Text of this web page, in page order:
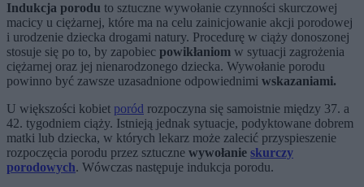
Indukcja porodu to sztuczne wywołanie czynności skurczowej
macicy u ciężarnej, które ma na celu zainicjowanie akcji porodowej
i urodzenie dziecka drogami natury. Procedurę w ciąży donoszonej
stosuje się po to, by zapobiec powikłaniom w sytuacji zagrożenia
ciężarnej oraz jej nienarodzonego dziecka. Wywołanie porodu
powinno być zawsze uzasadnione odpowiednimi wskazaniami.
U większości kobiet poród rozpoczyna się samoistnie między 37. a
42. tygodniem ciąży. Istnieją jednak sytuacje, podyktowane dobrem
matki lub dziecka, w których lekarz może zalecić przyspieszenie
rozpoczęcia porodu przez sztuczne wywołanie skurczy
porodowych. Wówczas następuje indukcja porodu.